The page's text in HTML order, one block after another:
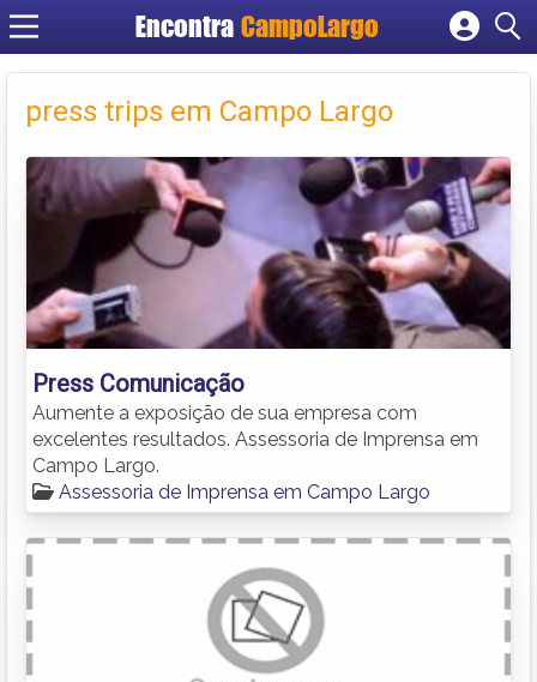
Encontra CampoLargo
Cadastrar empresa
Criar conta
press trips em Campo Largo
Press Comunicação
Aumente a exposição de sua empresa com
excelentes resultados. Assessoria de Imprensa em
Campo Largo.
Assessoria de Imprensa em Campo Largo